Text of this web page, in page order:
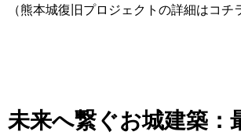
（熊本城復旧プロジェクトの詳細はコチ
未来へ繋ぐお城建築：